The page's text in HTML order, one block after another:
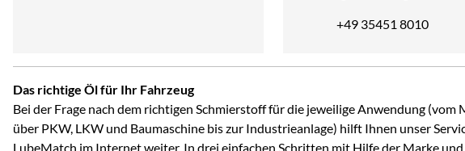
Telefon:
+49 35451 8010
Das richtige Öl für Ihr Fahrzeug
Bei der Frage nach dem richtigen Schmierstoff für die jeweilige Anwendung (vom
über PKW, LKW und Baumaschine bis zur Industrieanlage) hilft Ihnen unser
LubeMatch im Internet weiter. In drei einfachen Schritten mit Hilfe der Marke